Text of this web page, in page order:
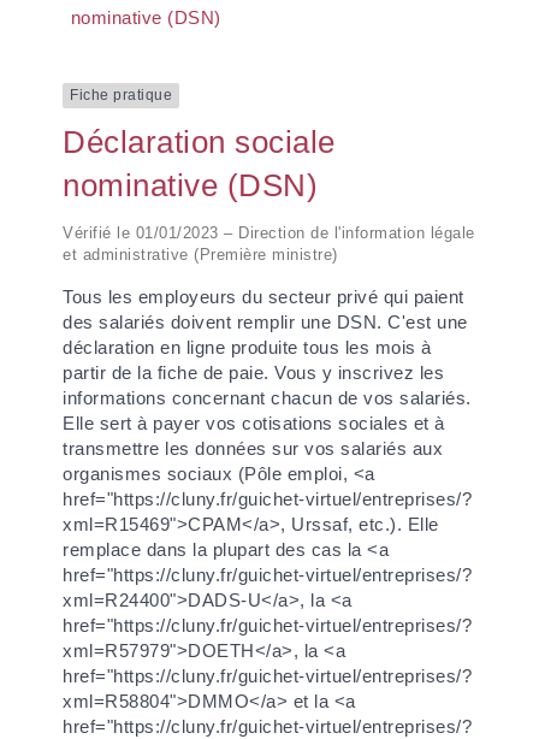
nominative (DSN)
Fiche pratique
Déclaration sociale
nominative (DSN)
Vérifié le 01/01/2023 – Direction de l'information légale
et administrative (Première ministre)
Tous les employeurs du secteur privé qui paient
des salariés doivent remplir une DSN. C'est une
déclaration en ligne produite tous les mois à
partir de la fiche de paie. Vous y inscrivez les
informations concernant chacun de vos salariés.
Elle sert à payer vos cotisations sociales et à
transmettre les données sur vos salariés aux
organismes sociaux (Pôle emploi, <a
href="https://cluny.fr/guichet-virtuel/entreprises/?
xml=R15469">CPAM</a>, Urssaf, etc.). Elle
remplace dans la plupart des cas la <a
href="https://cluny.fr/guichet-virtuel/entreprises/?
xml=R24400">DADS-U</a>, la <a
href="https://cluny.fr/guichet-virtuel/entreprises/?
xml=R57979">DOETH</a>, la <a
href="https://cluny.fr/guichet-virtuel/entreprises/?
xml=R58804">DMMO</a> et la <a
href="https://cluny.fr/guichet-virtuel/entreprises/?